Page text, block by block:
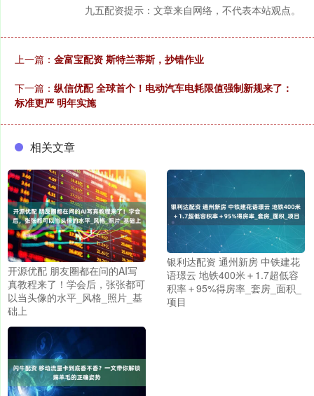
九五配资提示：文章来自网络，不代表本站观点。
上一篇： 金富宝配资 斯特兰蒂斯，抄错作业
下一篇： 纵信优配 全球首个！电动汽车电耗限值强制新规来了：
标准更严 明年实施
相关文章
开源优配 朋友圈都在问的AI写
真教程来了！学会后，张张都可
以当头像的水平_风格_照片_基
础上
银利达配资 通州新房 中铁建花
语璟云 地铁400米＋1.7超低容
积率＋95%得房率_套房_面积_
项目